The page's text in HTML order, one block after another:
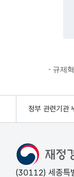
규제
정부 관련기관
(30112) 세종특